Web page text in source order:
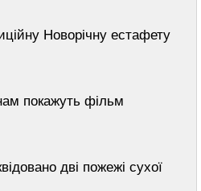
Новорічну естафету
покажуть фільм
дві пожежі сухої